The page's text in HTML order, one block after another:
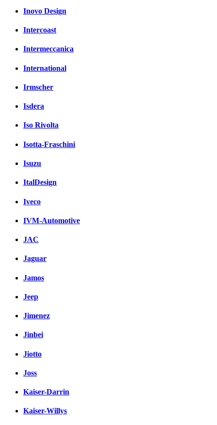
Inovo Design
Intercoast
Intermeccanica
International
Irmscher
Isdera
Iso Rivolta
Isotta-Fraschini
Isuzu
ItalDesign
Iveco
IVM-Automotive
JAC
Jaguar
Jamos
Jeep
Jimenez
Jinbei
Jiotto
Joss
Kaiser-Darrin
Kaiser-Willys